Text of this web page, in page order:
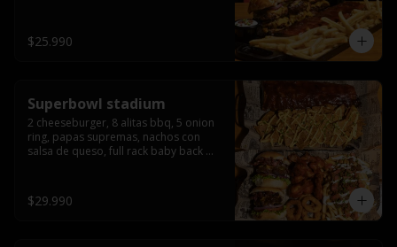
$25.990
Superbowl stadium
2 cheeseburger, 8 alitas bbq, 5 onion
ring, papas supremas, nachos con
salsa de queso, full rack baby back
$29.990